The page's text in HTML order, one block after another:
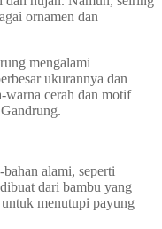
ornamen dan
mengalami
ukurannya dan
warna cerah dan motif
alami, seperti
dari bambu yang
menutupi payung